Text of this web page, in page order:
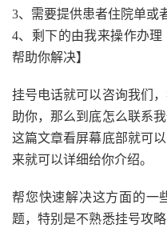
3、需要提供患者住院单或
4、剩下的由我来操作办
帮助你解决】
挂号电话就可以咨询我们
助你，那么到底怎么联系
这篇文章看屏幕底部就可
来就可以详细给你介绍。
帮您快速解决这方面的一
题，特别是不熟悉挂号攻